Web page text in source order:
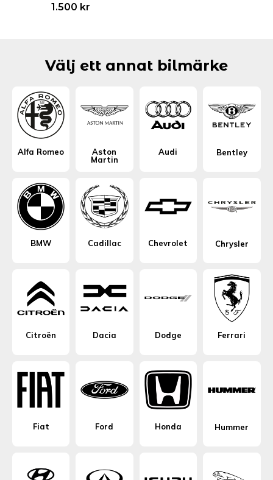
1.500 kr
Välj ett annat bilmärke
Alfa Romeo
Aston
Martin
Audi Bentley
BMW Cadillac Chevrolet Chrysler
Citroën Dacia Dodge Ferrari
Fiat Ford Honda Hummer